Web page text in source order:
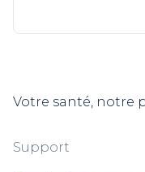
Votre santé, notre
Support